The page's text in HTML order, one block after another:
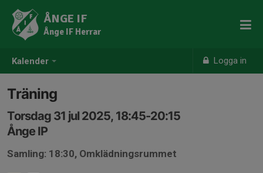
Kalender Logga in
ÅNGE IF
Ånge IF Herrar
Träning
Torsdag 31 jul 2025, 18:45-20:15
Ånge IP
Samling: 18:30, Omklädningsrummet